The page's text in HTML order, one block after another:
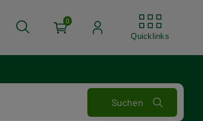
0
Quicklinks